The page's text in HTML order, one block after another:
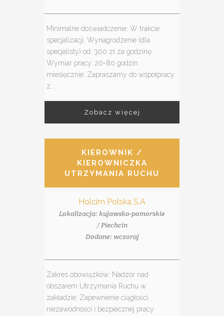
Minimalne doświadczenie: W trakcie
specjalizacji. Wynagrodzenie (dla
specjalisty) od: 300 zł za godzinę .
Wymiar pracy: 20-80 godzin
miesięcznie. Zapraszamy do współpracy
z...
Zobacz więcej
KIEROWNIK /
KIEROWNICZKA
UTRZYMANIA RUCHU
Holcim Polska S.A
Lokalizacja: kujawsko-pomorskie
/ Piechcin
Dodane: wczoraj
Zakres obowiązków: Nadzór nad
obszarem Utrzymania Ruchu w
zakładzie. Zapewnienie ciągłości,
niezawodności i bezpiecznej pracy